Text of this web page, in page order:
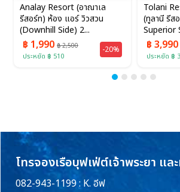
Analay Resort (อาณาเล
รีสอร์ท) ห้อง แอร์ วิวสวน
(Downhill Side) 2...
฿ 1,990 ฿ 2,500
ประหยัด ฿ 510
-20%
Tolani
(ทูลานี รีส
Superior
฿ 3,990
ประหยัด ฿
โทรจองเรือบุฟเฟ่ต์เจ้าพระยา แล
082-943-1199 : K. อีฟ